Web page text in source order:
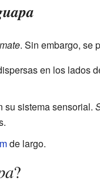
. Sin embargo, se
en los lados
su sistema sensorial.
de largo.
?